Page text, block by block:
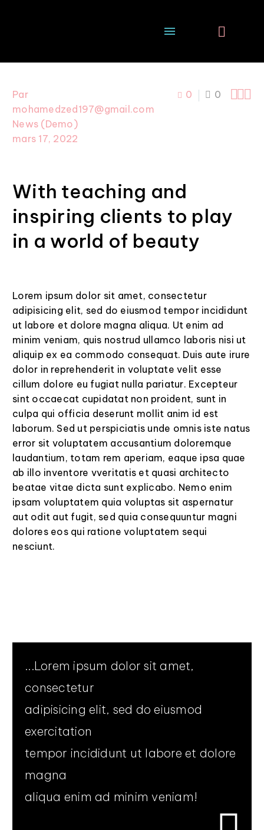
0 0 
Par
mohamedzed197@gmail.com
News (Demo)
mars 17, 2022
With teaching and
inspiring clients to play
in a world of beauty
Lorem ipsum dolor sit amet, consectetur
adipisicing elit, sed do eiusmod tempor incididunt
ut labore et dolore magna aliqua. Ut enim ad
minim veniam, quis nostrud ullamco laboris nisi ut
aliquip ex ea commodo consequat. Duis aute irure
dolor in reprehenderit in voluptate velit esse
cillum dolore eu fugiat nulla pariatur. Excepteur
sint occaecat cupidatat non proident, sunt in
culpa qui officia deserunt mollit anim id est
laborum. Sed ut perspiciatis unde omnis iste natus
error sit voluptatem accusantium doloremque
laudantium, totam rem aperiam, eaque ipsa quae
ab illo inventore vveritatis et quasi architecto
beatae vitae dicta sunt explicabo. Nemo enim
ipsam voluptatem quia voluptas sit aspernatur
aut odit aut fugit, sed quia consequuntur magni
dolores eos qui ratione voluptatem sequi
nesciunt.
...Lorem ipsum dolor sit amet,
consectetur
adipisicing elit, sed do eiusmod
exercitation
tempor incididunt ut labore et dolore
magna
aliqua enim ad minim veniam!